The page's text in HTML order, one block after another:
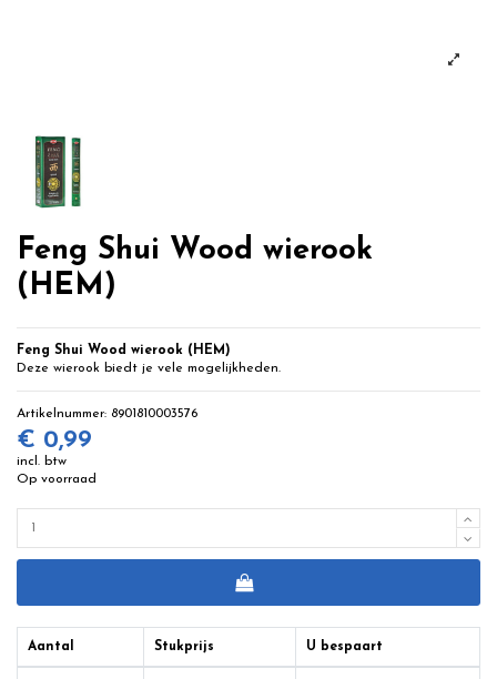
Feng Shui Wood wierook
(HEM)
Feng Shui Wood wierook (HEM)
Deze wierook biedt je vele mogelijkheden.
Artikelnummer: 8901810003576
€ 0,99
incl. btw
Op voorraad
Aantal Stukprijs U bespaart